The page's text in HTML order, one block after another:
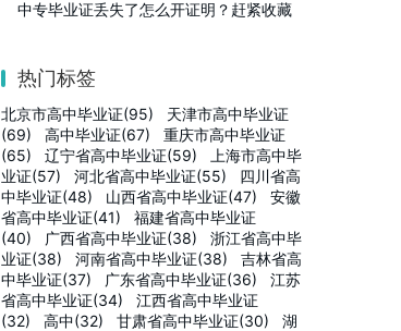
中专毕业证丢失了怎么开证明？赶紧收藏
热门标签
北京市高中毕业证(95)
天津市高中毕业证
(69)
高中毕业证(67)
重庆市高中毕业证
(65)
辽宁省高中毕业证(59)
上海市高中毕
业证(57)
河北省高中毕业证(55)
四川省高
中毕业证(48)
山西省高中毕业证(47)
安徽
省高中毕业证(41)
福建省高中毕业证
(40)
广西省高中毕业证(38)
浙江省高中毕
业证(38)
河南省高中毕业证(38)
吉林省高
中毕业证(37)
广东省高中毕业证(36)
江苏
省高中毕业证(34)
江西省高中毕业证
(32)
高中(32) 甘肃省高中毕业证(30)
湖